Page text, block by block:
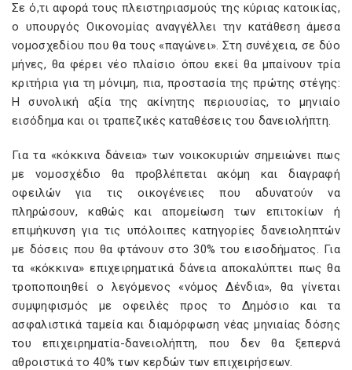
Σε ό,τι αφορά τους πλειστηριασμούς της κύριας κατοικίας,
ο υπουργός Οικονομίας αναγγέλλει την κατάθεση άμεσα
νομοσχεδίου που θα τους «παγώνει». Στη συνέχεια, σε δύο
μήνες, θα φέρει νέο πλαίσιο όπου εκεί θα μπαίνουν τρία
κριτήρια για τη μόνιμη, πια, προστασία της πρώτης στέγης:
Η συνολική αξία της ακίνητης περιουσίας, το μηνιαίο
εισόδημα και οι τραπεζικές καταθέσεις του δανειολήπτη.
Για τα «κόκκινα δάνεια» των νοικοκυριών σημειώνει πως
με νομοσχέδιο θα προβλέπεται ακόμη και διαγραφή
οφειλών για τις οικογένειες που αδυνατούν να
πληρώσουν, καθώς και απομείωση των επιτοκίων ή
επιμήκυνση για τις υπόλοιπες κατηγορίες δανειοληπτών
με δόσεις που θα φτάνουν στο 30% του εισοδήματος. Για
τα «κόκκινα» επιχειρηματικά δάνεια αποκαλύπτει πως θα
τροποποιηθεί ο λεγόμενος «νόμος Δένδια», θα γίνεται
συμψηφισμός με οφειλές προς το Δημόσιο και τα
ασφαλιστικά ταμεία και διαμόρφωση νέας μηνιαίας δόσης
του επιχειρηματία-δανειολήπτη, που δεν θα ξεπερνά
αθροιστικά το 40% των κερδών των επιχειρήσεων.